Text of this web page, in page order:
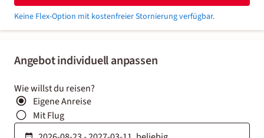
Angebot individuell anpassen
Wie willst du reisen?
Eigene Anreise
Mit Flug
Keine Flex-Option mit kostenfreier Stornierung verfügbar.